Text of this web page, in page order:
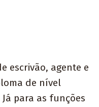
escrivão, agente e
de nível
para as funções